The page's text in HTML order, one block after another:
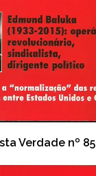
Verdade nº 85